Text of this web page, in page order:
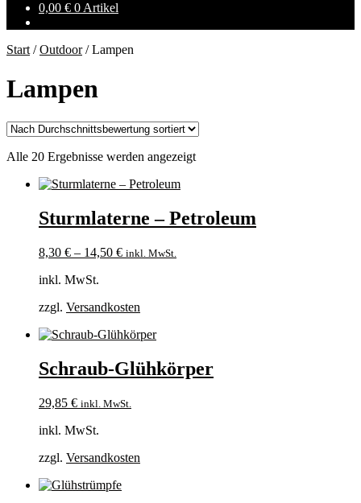
0,00 € 0 Artikel
Start /Outdoor/Lampen
Lampen
Alle 20 Ergebnisse werden angezeigtNach
Sturmlaterne – Petroleum
8,30 € – 14,50 € inkl. MwSt.
inkl. MwSt.
zzgl. Versandkosten
Schraub-Glühkörper
29,85 € inkl. MwSt.
inkl. MwSt.
zzgl. Versandkosten